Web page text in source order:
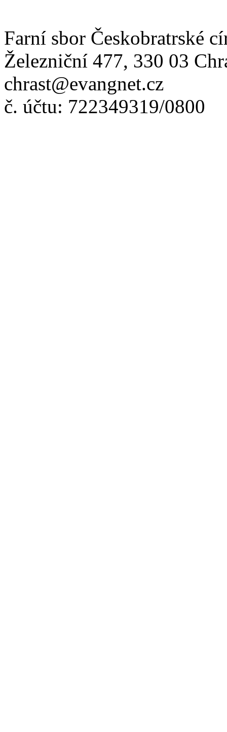
Farní sbor Českobratrské
Železniční 477, 330 03
chrast@evangnet.cz
č. účtu: 722349319/0800